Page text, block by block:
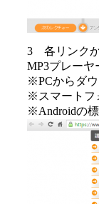
3 各リンクか
MP3プレーヤ
※PCからダウ
※スマートフ
※Androidの